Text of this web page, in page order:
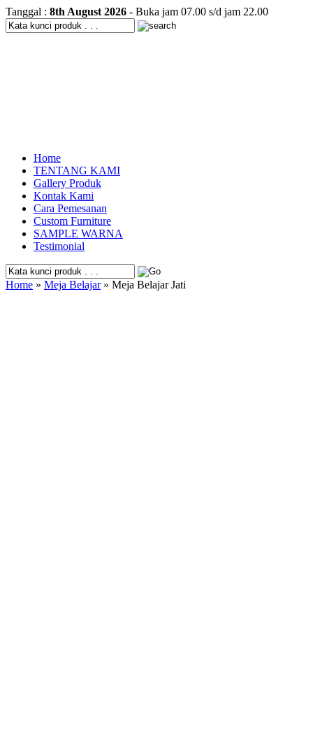
Tanggal : 8th August 2026 - Buka jam 07.00 s/d jam 22.00
Home
TENTANG KAMI
Gallery Produk
Kontak Kami
Cara Pemesanan
Custom Furniture
SAMPLE WARNA
Testimonial
Home » Meja Belajar» Meja Belajar Jati